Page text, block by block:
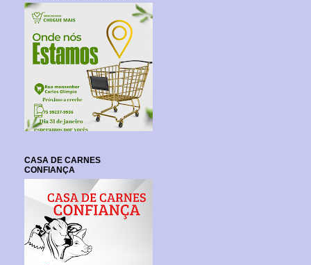
CASA DE CARNES
CONFIANÇA